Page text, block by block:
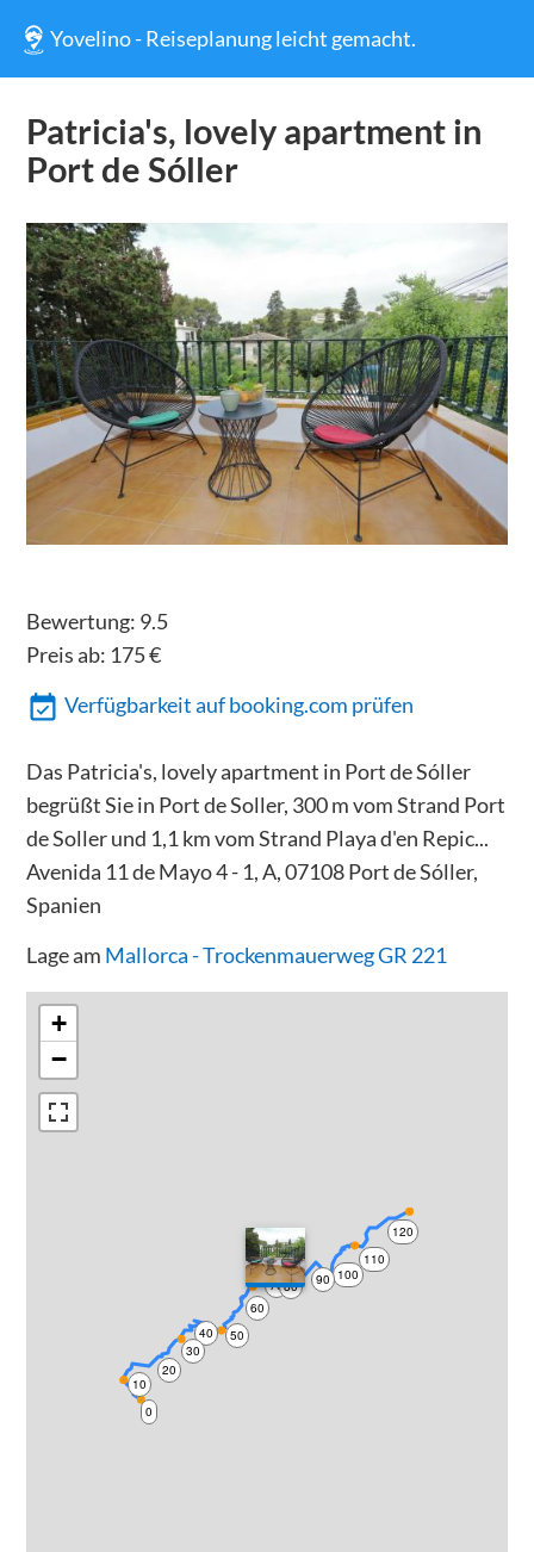
Yovelino - Reiseplanung leicht gemacht.
Patricia's, lovely apartment in
Port de Sóller
Bewertung: 9.5
Preis ab: 175€
Verfügbarkeit auf booking.com prüfen
Das Patricia's, lovely apartment in Port de Sóller
begrüßt Sie in Port de Soller, 300 m vom Strand Port
de Soller und 1,1 km vom Strand Playa d'en Repic...
Avenida 11 de Mayo 4 - 1, A, 07108 Port de Sóller,
Spanien
Lage am Mallorca - Trockenmauerweg GR 221
0
10
20
30
40 50
60
7080 90 100
110
120
+
−